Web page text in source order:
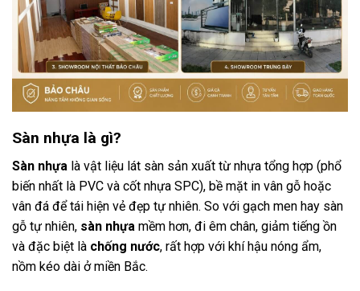
Sàn nhựa là gì?
Sàn nhựa là vật liệu lát sàn sản xuất từ nhựa tổng hợp (phổ
biến nhất là PVC và cốt nhựa SPC), bề mặt in vân gỗ hoặc
vân đá để tái hiện vẻ đẹp tự nhiên. So với gạch men hay sàn
gỗ tự nhiên, sàn nhựa mềm hơn, đi êm chân, giảm tiếng ồn
và đặc biệt là chống nước, rất hợp với khí hậu nóng ẩm,
nồm kéo dài ở miền Bắc.